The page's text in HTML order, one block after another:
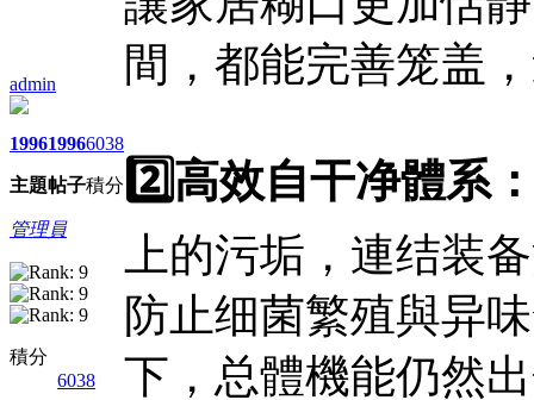
admin
1996
主題
1996
帖子
6038
積分
管理員
積分
6038
間，都能完善笼盖
2️⃣高效自干净體系
上的污垢，連结装
防止细菌繁殖與异
下，总體機能仍然